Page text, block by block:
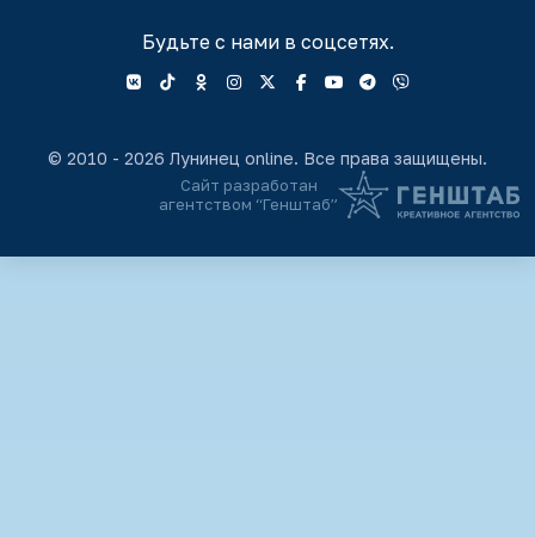
Будьте с нами в соцсетях.
© 2010 - 2026 Лунинец online. Все права защищены.
Сайт разработан
агентством “Генштаб”